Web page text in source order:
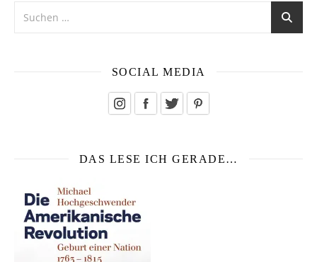
SOCIAL MEDIA
DAS LESE ICH GERADE…